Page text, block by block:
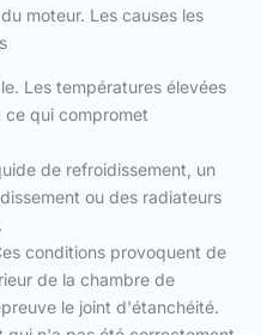
moteur. Les causes les
Les températures élevées
ce qui compromet
de refroidissement, un
ou des radiateurs
conditions provoquent de
de la chambre de
le joint d'étanchéité.